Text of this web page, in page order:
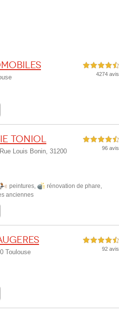
4,5 étoiles sur 5
4274 avis
Toniol
Louis Bonin, 31200
4,5 étoiles sur 5
96 avis
peintures rénovation de phare
anciennes
Toulouse
4,5 étoiles sur 5
92 avis